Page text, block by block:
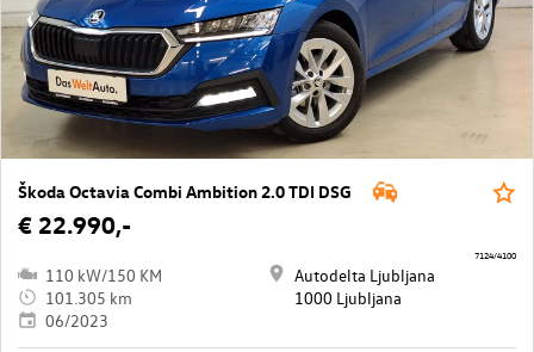
Škoda Octavia Combi Ambition 2.0 TDI DSG
€ 22.990,-
110 kW/150 KM
101.305 km
06/2023
Autodelta Ljubljana
1000 Ljubljana
7124/4100